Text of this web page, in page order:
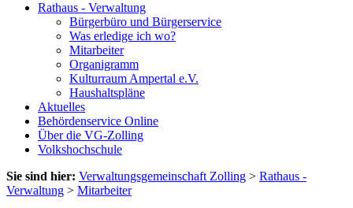
Rathaus - Verwaltung
Bürgerbüro und Bürgerservice
Was erledige ich wo?
Mitarbeiter
Organigramm
Kulturraum Ampertal e.V.
Haushaltspläne
Aktuelles
Behördenservice Online
Über die VG-Zolling
Volkshochschule
Sie sind hier: Verwaltungsgemeinschaft Zolling > Rathaus -
Verwaltung > Mitarbeiter